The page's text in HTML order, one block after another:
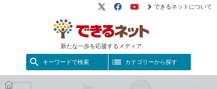
新たな一歩を応援するメディア
X（旧
FacebookYouTube
できるネットについて
キーワードで検索 カテゴリーから探す